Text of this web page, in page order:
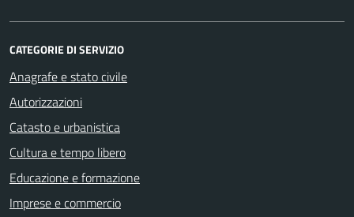
CATEGORIE DI SERVIZIO
Anagrafe e stato civile
Autorizzazioni
Catasto e urbanistica
Cultura e tempo libero
Educazione e formazione
Imprese e commercio